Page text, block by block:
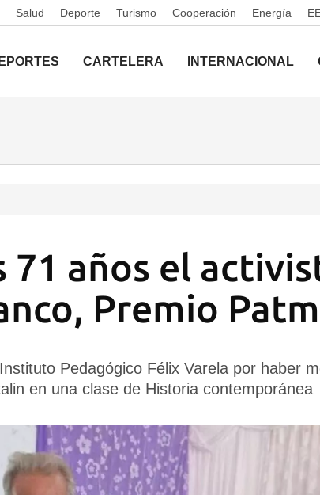
Salud Deporte Turismo Cooperación Energía
CARTELERA INTERNACIONAL
71 años el
Premio
Pedagógico Félix Varela por haber
en una clase de Historia contemporánea